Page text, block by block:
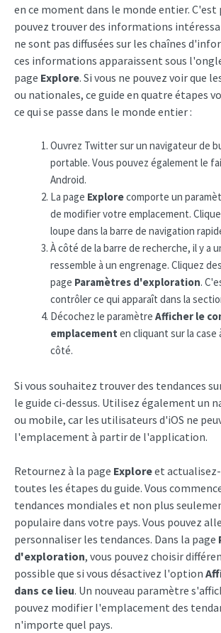
en ce moment dans le monde entier. C'est
pouvez trouver des informations
ne sont pas diffusées sur les chaînes
ces informations apparaissent sous
page Explore. Si vous ne pouvez voir que
ou nationales, ce guide en quatre étapes
ce qui se passe dans le monde entier :
Ouvrez Twitter sur un navigateur de
portable. Vous pouvez également le
Android.
La page Explorecomporte un
de modifier votre emplacement.
loupe dans la barre de navigation
À côté de la barre de recherche, il y a
ressemble à un engrenage. Cliquez
page Paramètres d'exploration.
contrôler ce qui apparaît dans la
Décochez le paramètre Afficher le
emplacement en cliquant sur la case
côté.
Si vous souhaitez trouver des tendances
le guide ci-dessus. Utilisez également un
ou mobile, car les utilisateurs d'iOS ne
l'emplacement à partir de l'application.
Retournez à la page Exploreet
toutes les étapes du guide. Vous
tendances mondiales et non plus
populaire dans votre pays. Vous pouvez
personnaliser les tendances. Dans la page
d'exploration, vous pouvez choisir
possible que si vous désactivez l'option
dans ce lieu. Un nouveau paramètre
pouvez modifier l'emplacement des
n'importe quel pays.